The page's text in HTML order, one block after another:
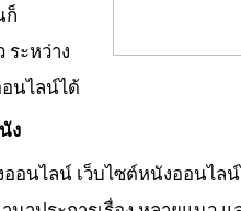
ก็
ระหว่าง
นไลน์ได้
ง
อนไลน์ เว็บไซต์หนังออนไล